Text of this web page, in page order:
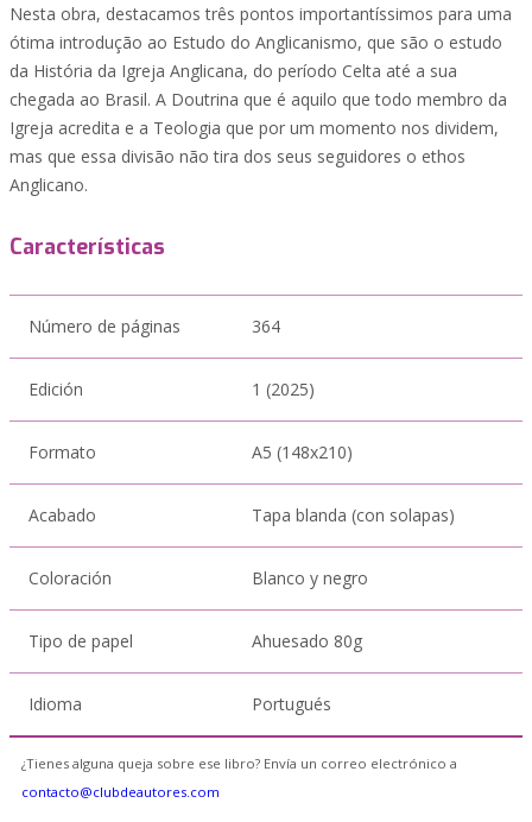
Nesta obra, destacamos três pontos importantíssimos para uma
ótima introdução ao Estudo do Anglicanismo, que são o estudo
da História da Igreja Anglicana, do período Celta até a sua
chegada ao Brasil. A Doutrina que é aquilo que todo membro da
Igreja acredita e a Teologia que por um momento nos dividem,
mas que essa divisão não tira dos seus seguidores o ethos
Anglicano.
Características
Número de páginas 364
Edición 1 (2025)
Formato A5 (148x210)
Acabado Tapa blanda (con solapas)
Coloración Blanco y negro
Tipo de papel Ahuesado 80g
Idioma Portugués
¿Tienes alguna queja sobre ese libro? Envía un correo electrónico a
contacto@clubdeautores.com